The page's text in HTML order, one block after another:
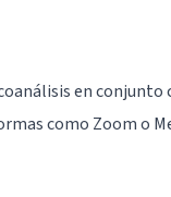
en
como Zoom o